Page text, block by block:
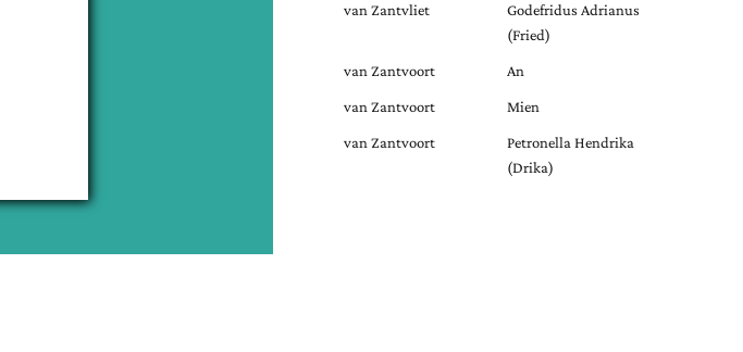
van Zantvliet
Godefridus Adrianus
(Fried)
van Zantvoort An
van Zantvoort Mien
van Zantvoort
Petronella Hendrika
(Drika)